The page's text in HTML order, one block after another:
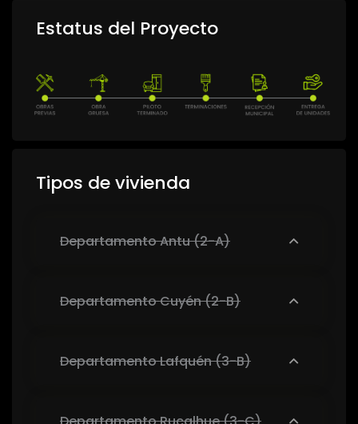
Estatus del Proyecto
Tipos de vivienda
Departamento Antu (2-A)
Departamento Cuyén (2-B)
Departamento Lafquén (3-B)